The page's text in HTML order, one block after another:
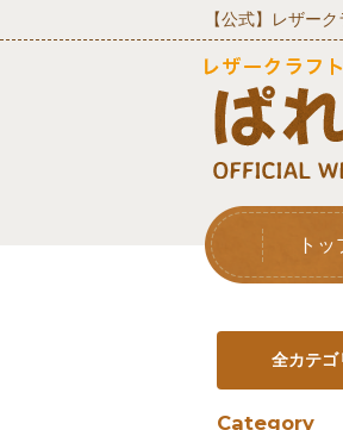
【公式】レザー
ト
全カテゴ
Category